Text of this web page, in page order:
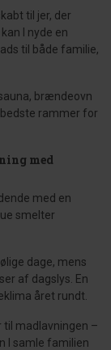
til jer, der
I nyde en
til både familie,
brændeovn
rammer for
med
med en
smelter
dage, mens
af dagslys. En
året rundt.
til madlavningen –
I samle familien